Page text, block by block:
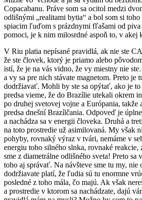
Copacabanu. Práve som sa ocitol medzi
odlišnými „realitami bytia“ a bol som si
spiacim ľuďom s prázdnymi fľašami od piva
pomoci, je k nim milosrdné aspoň to, v akej
V Riu platia nepísané pravidlá, ak nie ste
že ste človek, ktorý je priamo alebo
istí, že je na vás vidno, že vy miestny nie
a vy sa pre nich stávate magnetom. Preto je
dodržiavať. Mohli by ste sa opýtať, ako je to
predsa vieme, že do Brazílie utekali okrem
po druhej svetovej vojne a Európania, takže
predsa dnešní Brazílčania. Odpoveď je
a nachádza sa v energii človeka. Druhá a
na toto prostredie už asimilovaná. My však
pohyby, rovnaký výraz v tvári, nemáme v
energiu toho silného slnka, rovnaké reakcie,
sme z diametrálne odlišného sveta! Preto sa
toho aj správať. Na návšteve sme tu my,
dodržiavate platí, že ľudia sú tu enormne
posledné z toho mála, čo majú. Ak však
a prostredie v ktorom sa nachádzate, dajú